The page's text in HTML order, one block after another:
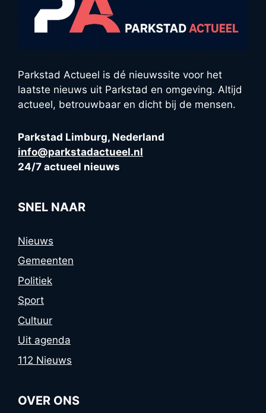
Parkstad Actueel is dé nieuwssite voor het
laatste nieuws uit Parkstad en omgeving. Altijd
actueel, betrouwbaar en dicht bij de mensen.
Parkstad Limburg, Nederland
info@parkstadactueel.nl
24/7 actueel nieuws
SNEL NAAR
Nieuws
Gemeenten
Politiek
Sport
Cultuur
Uit agenda
112 Nieuws
OVER ONS